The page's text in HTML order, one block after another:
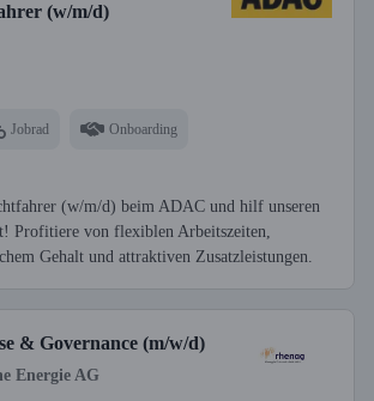
(w/m/d)
Jobrad Onboarding
(w/m/d) beim ADAC und hilf unseren
Profitiere von flexiblen Arbeitszeiten,
Gehalt und attraktiven Zusatzleistungen.
& Governance (m/w/d)
Energie AG